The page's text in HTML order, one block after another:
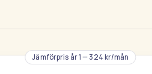
Jämförpris år 1 — 324 kr/mån